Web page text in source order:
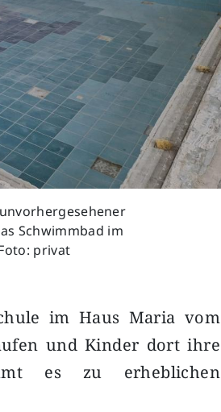
Schwimmbad im
privat
im Haus Maria vom
und Kinder dort ihre
es zu erheblichen